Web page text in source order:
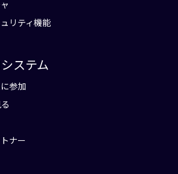
リティ機能
ステム
参加
ナー